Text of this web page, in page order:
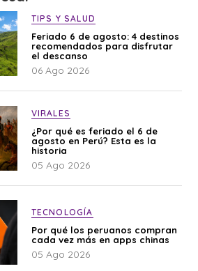
TIPS Y SALUD
Feriado 6 de agosto: 4 destinos
recomendados para disfrutar
el descanso
06 Ago 2026
VIRALES
¿Por qué es feriado el 6 de
agosto en Perú? Esta es la
historia
05 Ago 2026
TECNOLOGÍA
Por qué los peruanos compran
cada vez más en apps chinas
05 Ago 2026